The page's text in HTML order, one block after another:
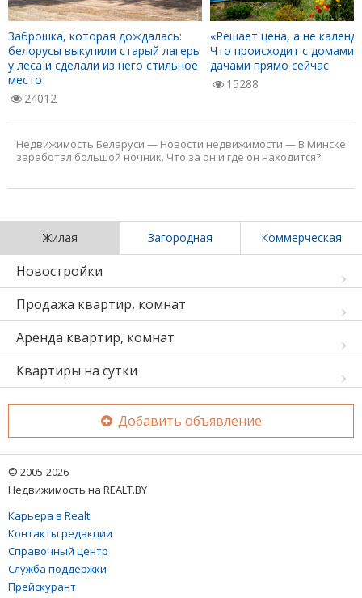
Заброшка, которая дождалась:
белорусы выкупили старый лагерь
у леса и сделали из него стильное
место
24012
«Решает цена, а не
Что происходит с домами
дачами прямо сейчас
15288
Недвижимость Беларуси — Новости недвижимости — В Минске
заработал большой ночник. Что за он и где он находится?
Жилая Загородная Коммерческая
Новостройки
Продажа квартир, комнат
Аренда квартир, комнат
Квартиры на сутки
Добавить объявление
© 2005-2026
Недвижимость на REALT.BY
Карьера в Realt
Контакты редакции
Справочный центр
Служба поддержки
Прейскурант